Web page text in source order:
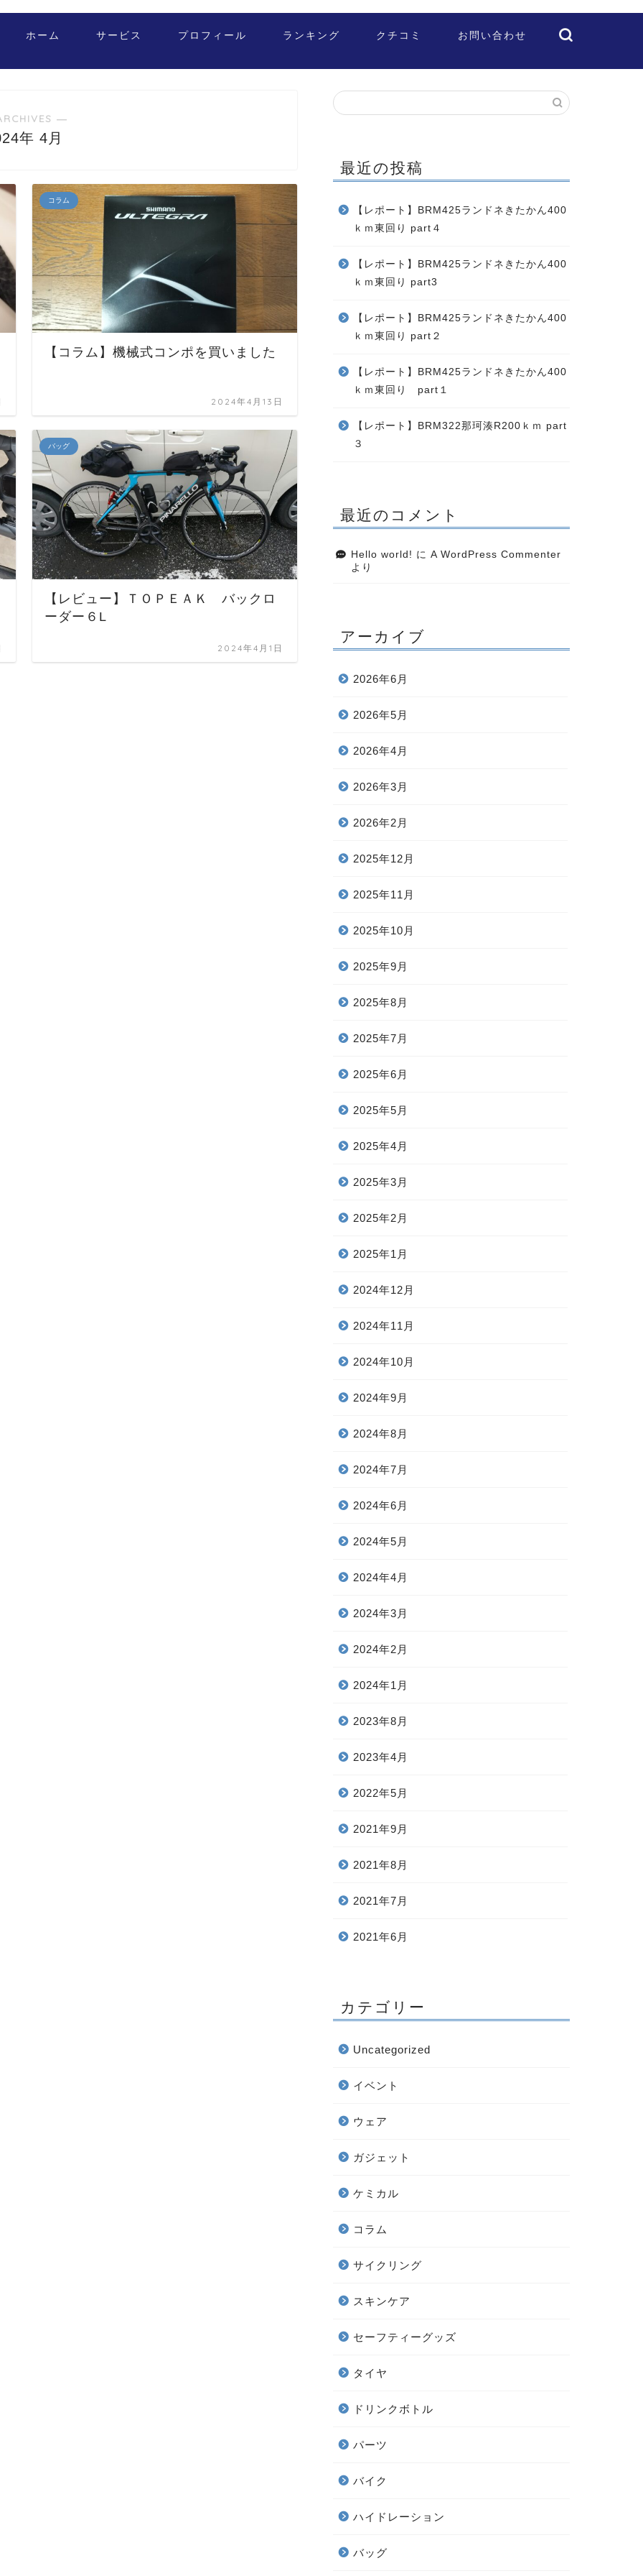
ホーム サービス プロフィール ランキング クチコミ お問い合わせ
―
年 4月
コラム
【コラム】機械式コンポを買いました
2024年4月13日
バッグ
【レビュー】ＴＯＰＥＡＫ バックロ
ーダー６L
2024年4月1日
最近の投稿
【レポート】BRM425ランドネきたかん400
ｋｍ東回り part４
【レポート】BRM425ランドネきたかん400
ｋｍ東回り part3
【レポート】BRM425ランドネきたかん400
ｋｍ東回り part２
【レポート】BRM425ランドネきたかん400
ｋｍ東回り part１
【レポート】BRM322那珂湊R200ｋｍ part
３
最近のコメント
Hello world! に A WordPress Commenter
より
アーカイブ
2026年6月
2026年5月
2026年4月
2026年3月
2026年2月
2025年12月
2025年11月
2025年10月
2025年9月
2025年8月
2025年7月
2025年6月
2025年5月
2025年4月
2025年3月
2025年2月
2025年1月
2024年12月
2024年11月
2024年10月
2024年9月
2024年8月
2024年7月
2024年6月
2024年5月
2024年4月
2024年3月
2024年2月
2024年1月
2023年8月
2023年4月
2022年5月
2021年9月
2021年8月
2021年7月
2021年6月
カテゴリー
Uncategorized
イベント
ウェア
ガジェット
ケミカル
コラム
サイクリング
スキンケア
セーフティーグッズ
タイヤ
ドリンクボトル
パーツ
バイク
ハイドレーション
バッグ